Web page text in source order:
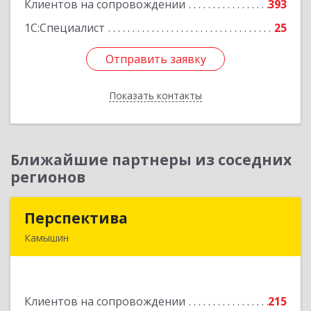
Клиентов на сопровождении
393
1С:Специалист
25
Отправить заявку
Показать контакты
Подробнее
Отправить заявку
Назад
Ближайшие партнеры из соседних
регионов
Перспектива
Камышин
Клиентов на сопровождении
215
Подробнее